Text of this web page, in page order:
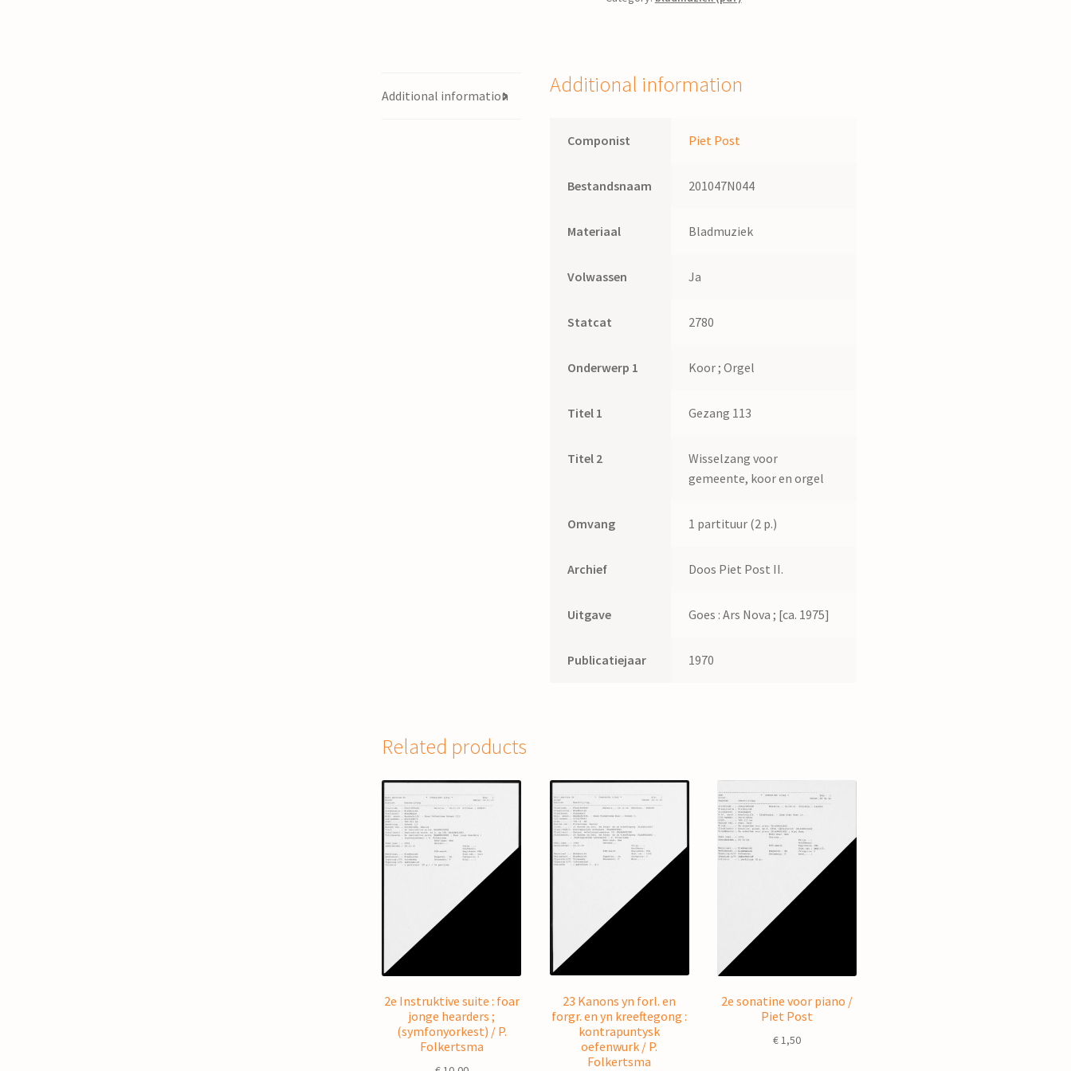
orgel
/
Piet
Additional information Additional information
Componist Piet Post
Bestandsnaam 201047N044
Materiaal Bladmuziek
Volwassen Ja
Statcat 2780
Onderwerp 1 Koor ; Orgel
Titel 1 Gezang 113
Titel 2
Wisselzang voor
gemeente, koor en orgel
Omvang 1 partituur (2 p.)
Archief Doos Piet Post II.
Uitgave Goes : Ars Nova ; [ca. 1975]
Publicatiejaar 1970
Related products
2e Instruktive suite : foar
jonge hearders ;
(symfonyorkest) / P.
Folkertsma
23 Kanons yn forl. en
forgr. en yn kreeftegong :
kontrapuntysk
oefenwurk / P.
Folkertsma
2e sonatine voor piano /
Piet Post
€1,50